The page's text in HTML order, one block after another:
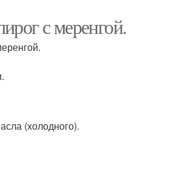
с меренгой.
(холодного).